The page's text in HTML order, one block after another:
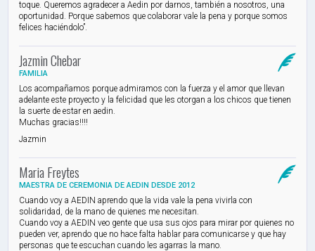
toque. Queremos agradecer a Aedin por darnos, también a nosotros, una
oportunidad. Porque sabemos que colaborar vale la pena y porque somos
felices haciéndolo”.
Jazmin Chebar
FAMILIA
​Los acompañamos porque admiramos con la fuerza y el amor que llevan
adelante este proyecto y la felicidad que les otorgan a los chicos que tienen
la suerte de estar en aedin.
Muchas gracias!!!!
Jazmin
Maria Freytes
MAESTRA DE CEREMONIA​ ​DE AEDIN​ DESDE 2012​
Cuando voy a AEDIN aprendo que la vida vale la pena vivirla con
solidaridad, de la mano de quienes me necesitan.
Cuando voy a AEDIN veo gente que usa sus ojos para mirar por quienes no
pueden ver, aprendo que no hace falta hablar para comunicarse y que hay
personas que te escuchan cuando les agarras la mano.